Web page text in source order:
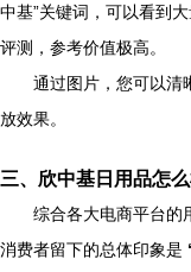
中基”关键词，可以看到
评测，参考价值极高。
通过图片，您可以清
放效果。
三、欣中基日用品怎
综合各大电商平台的
消费者留下的总体印象是